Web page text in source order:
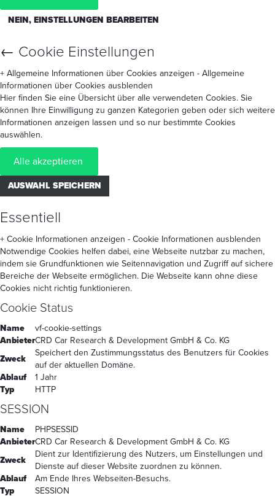
NEIN, EINSTELLUNGEN BEARBEITEN
← Cookie Einstellungen
+ Allgemeine Informationen über Cookies anzeigen - Allgemeine
Informationen über Cookies ausblenden
Hier finden Sie eine Übersicht über alle verwendeten Cookies. Sie
können Ihre Einwilligung zu ganzen Kategorien geben oder sich weitere
Informationen anzeigen lassen und so nur bestimmte Cookies
auswählen.
Alle akzeptieren
AUSWAHL SPEICHERN
Essentiell
+ Cookie Informationen anzeigen - Cookie Informationen ausblenden
Notwendige Cookies helfen dabei, eine Webseite nutzbar zu machen,
indem sie Grundfunktionen wie Seitennavigation und Zugriff auf sichere
Bereiche der Webseite ermöglichen. Die Webseite kann ohne diese
Cookies nicht richtig funktionieren.
Cookie Status
Name
vf-cookie-settings
AnbieterCRD Car Research & Development GmbH & Co. KG
Zweck
Speichert den Zustimmungsstatus des Benutzers für Cookies
auf der aktuellen Domäne.
Ablauf
1 Jahr
Typ
HTTP
SESSION
Name
PHPSESSID
AnbieterCRD Car Research & Development GmbH & Co. KG
Zweck
Dient zur Identifizierung des Nutzers, um Einstellungen und
Dienste auf dieser Website zuordnen zu können.
Ablauf
Am Ende Ihres Webseiten-Besuchs.
Typ
SESSION